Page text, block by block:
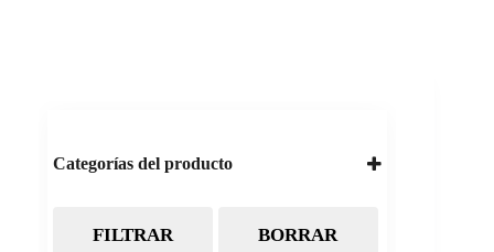
Categorías del producto
Almacenamiento
FILTRAR BORRAR